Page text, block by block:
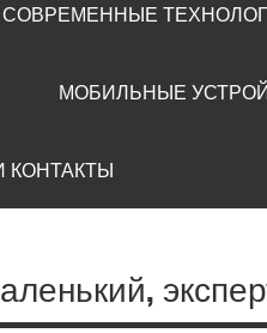
МОБИЛЬНЫЕ
КОНТАКТЫ